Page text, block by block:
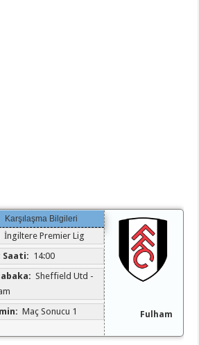
Karşılaşma Bilgileri
İngiltere Premier Lig
Saati: 14:00
Sheffield Utd -
Maç Sonucu 1 Fulham